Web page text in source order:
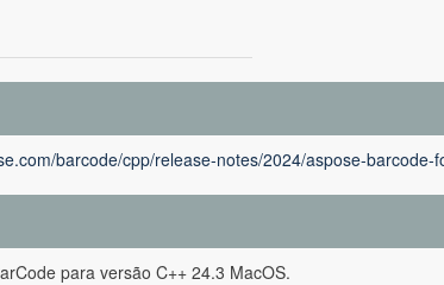
barcode/cpp/release-notes/2024/aspose-barcode-
para versão C++ 24.3 MacOS.